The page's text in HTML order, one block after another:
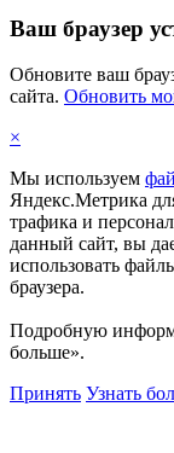
Ваш браузер
Обновите ваш
сайта. Обновить
×
Мы используем
Яндекс.Метрика
трафика и
данный сайт, вы
использовать
браузера.
Подробную
больше».
Принять Узнать